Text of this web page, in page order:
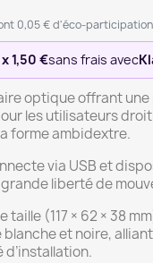
0,05 € d'éco-participation
1,50 €sans frais avec
optique offrant une
les utilisateurs
forme ambidextre.
via USB et
liberté de
taille (117 × 62 × 38
blanche et noire,